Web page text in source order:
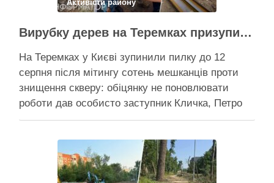
Активісти району
Вирубку дерев на Теремках призупинили після приїзду заступника Кличка – почався діалог
На Теремках у Києві зупинили пилку до 12
серпня після мітингу сотень мешканців проти
знищення скверу: обіцянку не поновлювати
роботи дав особисто заступник Кличка, Петро
Пантелеєв, що прибув налагодити комунікацію
чи вдасться зберегти ту частину озеленення,
що лишилася, – поки невідомо На Теремках у …